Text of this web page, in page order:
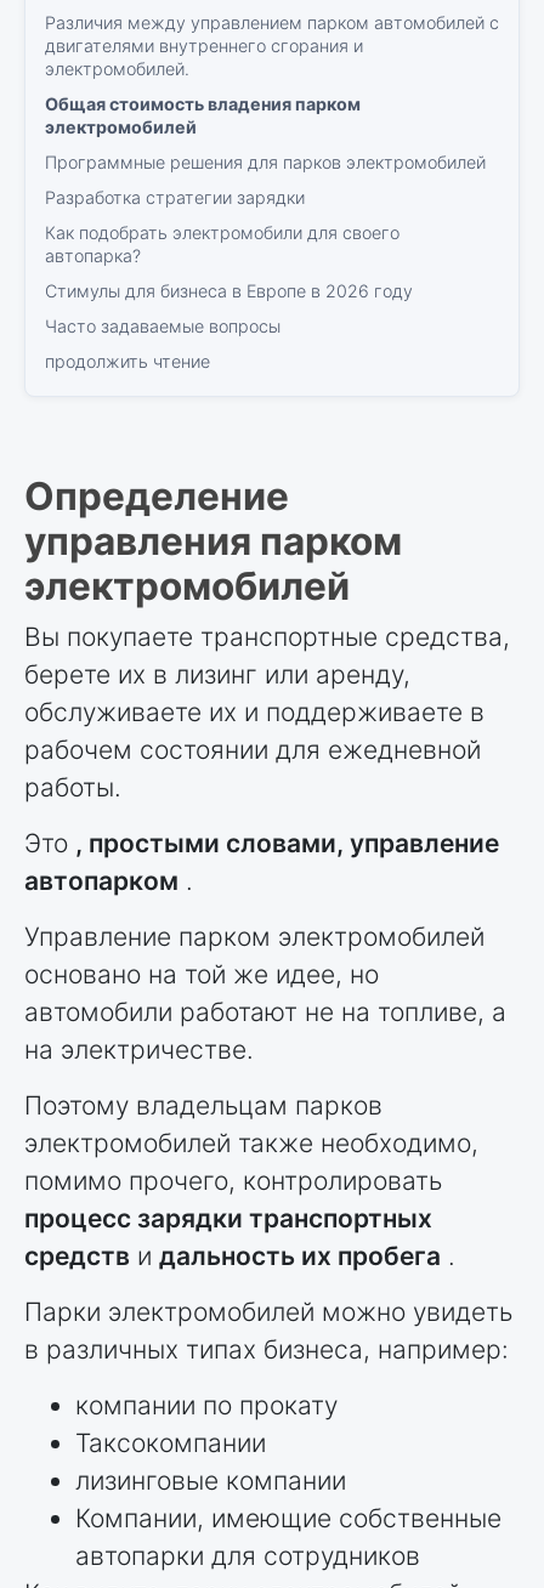
Различия между управлением парком автомобилей с
двигателями внутреннего сгорания и
электромобилей.
Общая стоимость владения парком
электромобилей
Программные решения для парков электромобилей
Разработка стратегии зарядки
Как подобрать электромобили для своего
автопарка?
Стимулы для бизнеса в Европе в 2026 году
Часто задаваемые вопросы
продолжить чтение
Определение
управления парком
электромобилей
Вы покупаете транспортные средства,
берете их в лизинг или аренду,
обслуживаете их и поддерживаете в
рабочем состоянии для ежедневной
работы.
Это , простыми словами, управление
автопарком .
Управление парком электромобилей
основано на той же идее, но
автомобили работают не на топливе, а
на электричестве.
Поэтому владельцам парков
электромобилей также необходимо,
помимо прочего, контролировать
процесс зарядки транспортных
средств и дальность их пробега .
Парки электромобилей можно увидеть
в различных типах бизнеса, например:
компании по прокату
Таксокомпании
лизинговые компании
Компании, имеющие собственные
автопарки для сотрудников